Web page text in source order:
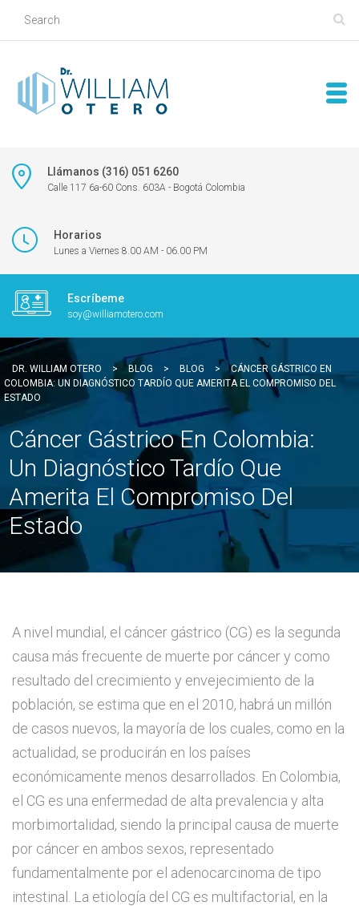
Llámanos (316) 051 6260
Calle 117 6a-60 Cons. 603A - Bogotá Colombia
Horarios
Lunes a Viernes 8.00 AM - 06.00 PM
Escríbeme
soy@williamotero.com
DR. WILLIAM OTERO > BLOG > BLOG >
CÁNCER GÁSTRICO EN
COLOMBIA: UN DIAGNÓSTICO TARDÍO QUE AMERITA EL COMPROMISO DEL
ESTADO
Cáncer Gástrico En Colombia:
Un Diagnóstico Tardío Que
Amerita El Compromiso Del
Estado
A nivel mundial, el cáncer gástrico (CG) es la segunda
causa más frecuente de muerte por cáncer y como
resultado del crecimiento y envejecimiento de la
población, se estima que en el 2010, habrá un millón
de casos nuevos, la mayoría de los cuales, como en la
actualidad, se producirán en los países
económicamente menos desarrollados. En Colombia,
el CG es una enfermedad de alta prevalencia y alta
morbimortalidad, siendo la principal causa de muerte
por cáncer en ambos sexos, representado
fundamentalmente por el adenocarcinoma de tipo
intestinal. La etiología del CG es multifactorial, en la